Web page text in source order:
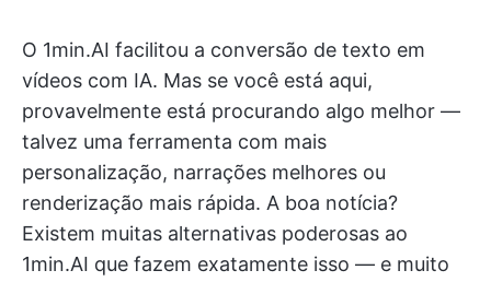
O 1min.AI facilitou a conversão de texto em
vídeos com IA. Mas se você está aqui,
provavelmente está procurando algo melhor —
talvez uma ferramenta com mais
personalização, narrações melhores ou
renderização mais rápida. A boa notícia?
Existem muitas alternativas poderosas ao
1min.AI que fazem exatamente isso — e muito